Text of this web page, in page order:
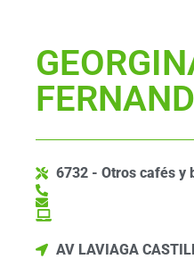
6732 - Otros cafés y
AV LAVIAGA